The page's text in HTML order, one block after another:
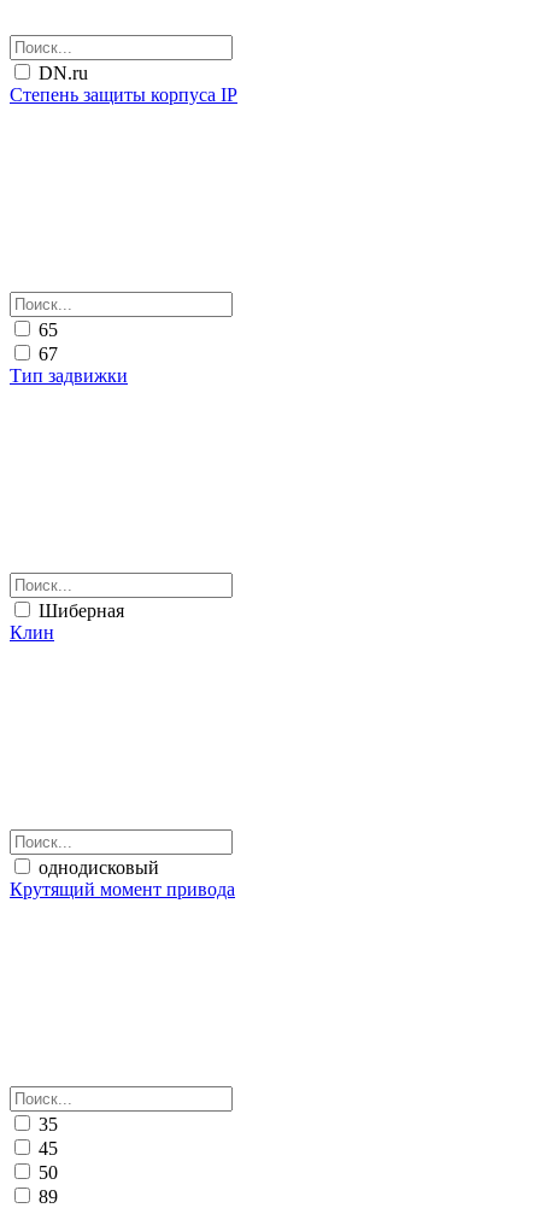
DN.ru
Степень защиты корпуса IP
65
67
Тип задвижки
Шиберная
Клин
однодисковый
Крутящий момент привода
35
45
50
89